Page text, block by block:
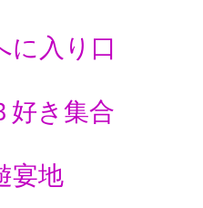
へに入
Ｂ好き
の遊宴